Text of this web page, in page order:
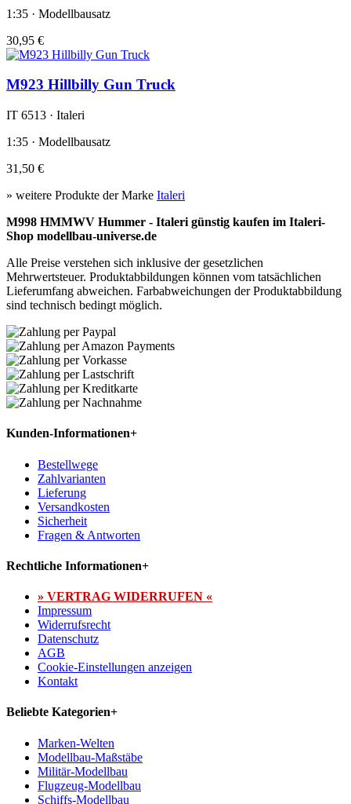
1:35 · Modellbausatz
30,95 €
M923 Hillbilly Gun Truck
IT 6513 · Italeri
1:35 · Modellbausatz
31,50 €
» weitere Produkte der Marke Italeri
M998 HMMWV Hummer - Italeri günstig kaufen im Italeri-
Shop modellbau-universe.de
Alle Preise verstehen sich inklusive der gesetzlichen
Mehrwertsteuer. Produktabbildungen können vom tatsächlichen
Lieferumfang abweichen. Farbabweichungen der Produktabbildung
sind technisch bedingt möglich.
Kunden-Informationen+
Bestellwege
Zahlvarianten
Lieferung
Versandkosten
Sicherheit
Fragen & Antworten
Rechtliche Informationen+
» VERTRAG WIDERRUFEN «
Impressum
Widerrufsrecht
Datenschutz
AGB
Cookie-Einstellungen anzeigen
Kontakt
Beliebte Kategorien+
Marken-Welten
Modellbau-Maßstäbe
Militär-Modellbau
Flugzeug-Modellbau
Schiffs-Modellbau